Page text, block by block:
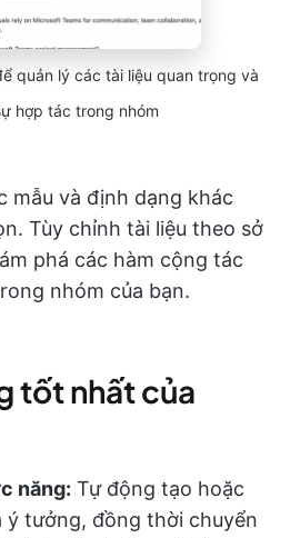
quản lý các tài liệu quan trọng và
hợp tác trong nhóm
mẫu và định dạng khác
Tùy chỉnh tài liệu theo sở
phá các hàm cộng tác
nhóm của bạn.
tốt nhất của
năng: Tự động tạo hoặc
ý tưởng, đồng thời chuyển